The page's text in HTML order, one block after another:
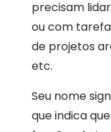
precisam
ou com
de projetos
etc.
Seu nome
que indica